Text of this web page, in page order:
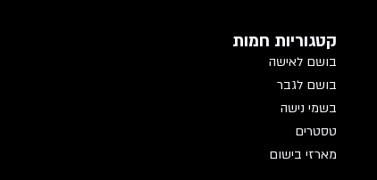
קטגוריות חמות
בושם לאישה
בושם לגבר
בשמי נישה
טסטרים
מארזי בישום